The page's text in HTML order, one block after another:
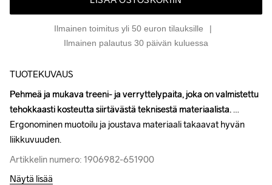
Ilmainen toimitus yli 50 euron tilauksille
Ilmainen palautus 30 päivän kuluessa
TUOTEKUVAUS
Pehmeä ja mukava treeni- ja verryttelypaita, joka on valmistettu
tehokkaasti kosteutta siirtävästä teknisestä materiaalista.
Ergonominen muotoilu ja joustava materiaali takaavat hyvän
liikkuvuuden.
Artikkelin numero: 1906982-651900
Pehmeä ja mukava treeni- ja verryttelypaita, joka on valmistettu
tehokkaasti kosteutta siirtävästä teknisestä materiaalista.
Ergonominen muotoilu ja joustava materiaali takaavat hyvän
liikkuvuuden.
Artikkelin numero: 1906982-651900
Näytä lisää